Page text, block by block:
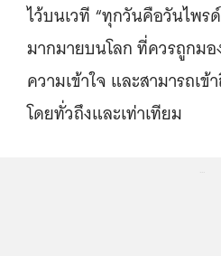
ไว้บนเวที “ทุกวันคือวันไพร
มากมายบนโลก ที่ควรถูกมอ
ความเข้าใจ และสามารถเ
โดยทั่วถึงและเท่าเทียม